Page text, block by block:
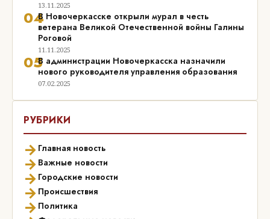
13.11.2025
04В Новочеркасске открыли мурал в честь
ветерана Великой Отечественной войны Галины
Роговой
11.11.2025
05В администрации Новочеркасска назначили
нового руководителя управления образования
07.02.2025
РУБРИКИ
→ Главная новость
→ Важные новости
→ Городские новости
→ Происшествия
→ Политика